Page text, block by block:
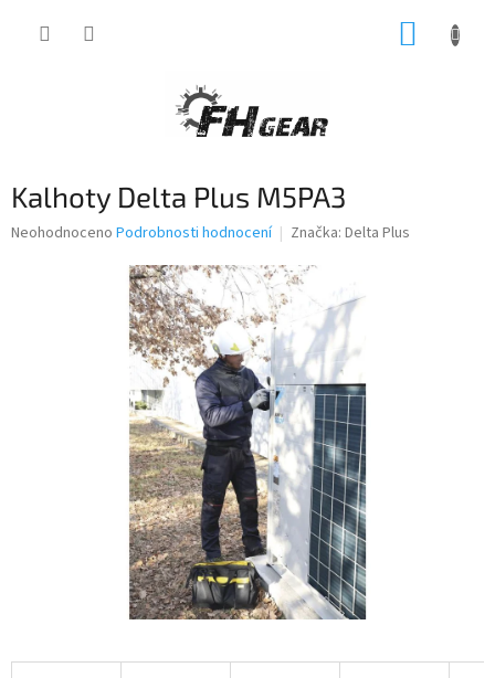
Kalhoty Delta Plus M5PA3
Průměrné
Neohodnoceno Podrobnosti hodnocení Značka: Delta Plus